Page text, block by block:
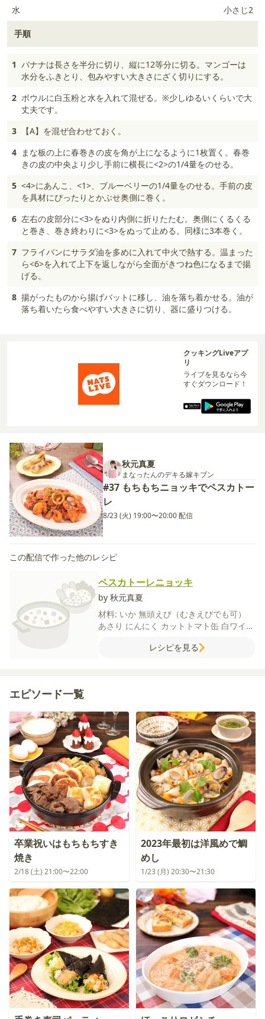
水
小さじ2
手順
1 バナナは長さを半分に切り、縦に12等分に切る。マンゴーは
水分をふきとり、包みやすい大きさにざく切りにする。
2 ボウルに白玉粉と水を入れて混ぜる。※少しゆるいくらいで大
丈夫です。
3
【A】を混ぜ合わせておく。
4 まな板の上に春巻きの皮を角が上になるように1枚置く。春巻
きの皮の中央より少し手前に横長に<2>の1/4量をのせる。
5 <4>にあんこ、<1>、ブルーベリーの1/4量をのせる。手前の皮
を具材にぴったりとかぶせ奥側に巻く。
6 左右の皮部分に<3>をぬり内側に折りたたむ。奥側にくるくる
と巻き、巻き終わりに<3>をぬって止める。同様に3本巻く。
7 フライパンにサラダ油を多めに入れて中火で熱する。温まった
ら<6>を入れて上下を返しながら全面がきつね色になるまで揚
げる。
8 揚がったものから揚げバットに移し、油を落ち着かせる。油が
落ち着いたら食べやすい大きさに切り、器に盛りつける。
クッキングLiveアプ
リ
ライブを見るなら今
すぐダウンロード！
秋元真夏
まなったんのデキる嫁キブン
#37 もちもちニョッキでペスカトー
レ
8/23 (火) 19:00〜20:00 配信
この配信で作った他のレシピ
ペスカトーレニョッキ
by 秋元真夏
材料: いか 無頭えび（むきえびでも可）
あさり にんにく カットトマト缶 白ワイン
パセリ（みじん切り）オリーブオイ
レシピを見る
エピソード一覧
卒業祝いはもちもちすき
焼き
2/18 (土) 21:00〜22:00
2023年最初は洋風めで鯛
めし
1/23 (月) 20:30〜21:30